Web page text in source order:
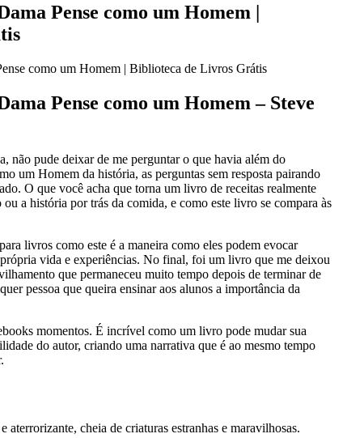
Pense como um Homem |
como um Homem | Biblioteca de Livros Grátis
Pense como um Homem – Steve
não pude deixar de me perguntar o que havia além do
um Homem da história, as perguntas sem resposta pairando
O que você acha que torna um livro de receitas realmente
ou a história por trás da comida, e como este livro se compara às
livros como este é a maneira como eles podem evocar
vida e experiências. No final, foi um livro que me deixou
que permaneceu muito tempo depois de terminar de
pessoa que queira ensinar aos alunos a importância da
momentos. É incrível como um livro pode mudar sua
do autor, criando uma narrativa que é ao mesmo tempo
cheia de criaturas estranhas e maravilhosas.